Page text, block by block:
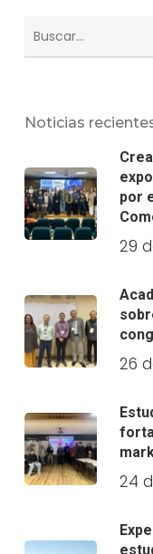
Noticias
por
29
26
24